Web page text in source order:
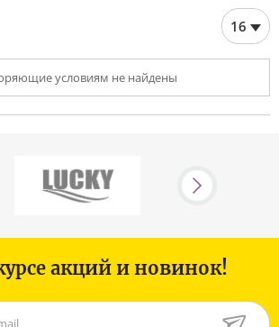
16
условиям не найдены
акций и новинок!